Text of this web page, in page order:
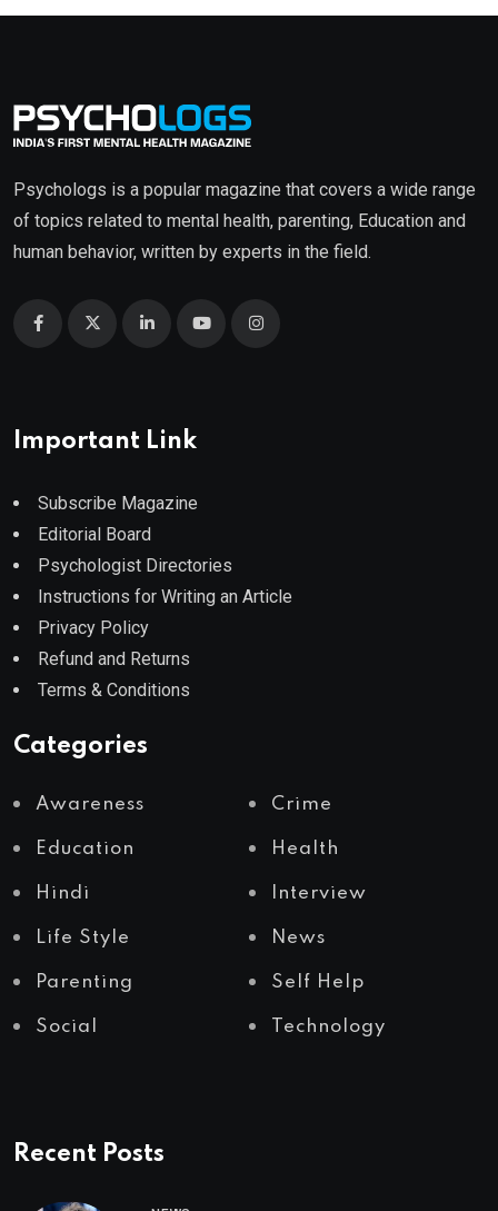
Psychologs is a popular magazine that covers a wide range
of topics related to mental health, parenting, Education and
human behavior, written by experts in the field.
Important Link
Subscribe Magazine
Editorial Board
Psychologist Directories
Instructions for Writing an Article
Privacy Policy
Refund and Returns
Terms & Conditions
Categories
Awareness Crime
Education Health
Hindi Interview
Life Style News
Parenting Self Help
Social Technology
Recent Posts